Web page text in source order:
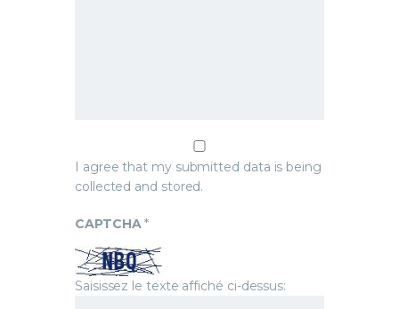
I agree that my submitted data is being
collected and stored.
CAPTCHA*
Saisissez le texte affiché ci-dessus: